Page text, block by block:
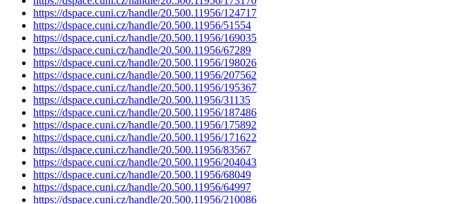
https://dspace.cuni.cz/handle/20.500.11956/124717
https://dspace.cuni.cz/handle/20.500.11956/51554
https://dspace.cuni.cz/handle/20.500.11956/169035
https://dspace.cuni.cz/handle/20.500.11956/67289
https://dspace.cuni.cz/handle/20.500.11956/198026
https://dspace.cuni.cz/handle/20.500.11956/207562
https://dspace.cuni.cz/handle/20.500.11956/195367
https://dspace.cuni.cz/handle/20.500.11956/31135
https://dspace.cuni.cz/handle/20.500.11956/187486
https://dspace.cuni.cz/handle/20.500.11956/175892
https://dspace.cuni.cz/handle/20.500.11956/171622
https://dspace.cuni.cz/handle/20.500.11956/83567
https://dspace.cuni.cz/handle/20.500.11956/204043
https://dspace.cuni.cz/handle/20.500.11956/68049
https://dspace.cuni.cz/handle/20.500.11956/64997
https://dspace.cuni.cz/handle/20.500.11956/210086